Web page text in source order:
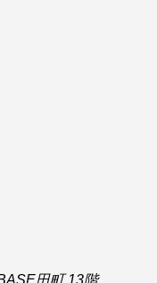
田町 13階